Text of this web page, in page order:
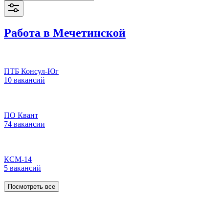
Работа в Мечетинской
ПТБ Консул-Юг
10 вакансий
ПО Квант
74 вакансии
КСМ-14
5 вакансий
Посмотреть все